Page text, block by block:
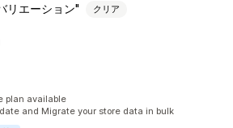
リエーション クリア
件
plan available
and Migrate your store data in bulk